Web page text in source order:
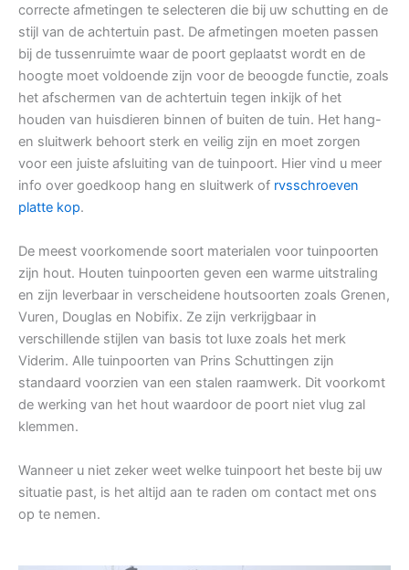
correcte afmetingen te selecteren die bij uw schutting en de
stijl van de achtertuin past. De afmetingen moeten passen
bij de tussenruimte waar de poort geplaatst wordt en de
hoogte moet voldoende zijn voor de beoogde functie, zoals
het afschermen van de achtertuin tegen inkijk of het
houden van huisdieren binnen of buiten de tuin. Het hang-
en sluitwerk behoort sterk en veilig zijn en moet zorgen
voor een juiste afsluiting van de tuinpoort. Hier vind u meer
info over goedkoop hang en sluitwerk of rvsschroeven
platte kop.
De meest voorkomende soort materialen voor tuinpoorten
zijn hout. Houten tuinpoorten geven een warme uitstraling
en zijn leverbaar in verscheidene houtsoorten zoals Grenen,
Vuren, Douglas en Nobifix. Ze zijn verkrijgbaar in
verschillende stijlen van basis tot luxe zoals het merk
Viderim. Alle tuinpoorten van Prins Schuttingen zijn
standaard voorzien van een stalen raamwerk. Dit voorkomt
de werking van het hout waardoor de poort niet vlug zal
klemmen.
Wanneer u niet zeker weet welke tuinpoort het beste bij uw
situatie past, is het altijd aan te raden om contact met ons
op te nemen.